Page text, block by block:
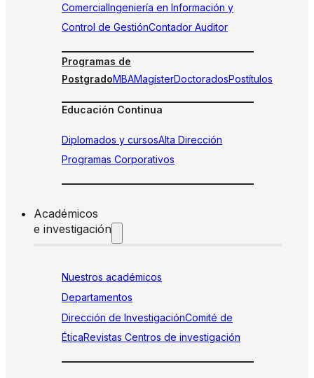
ComercialIngeniería en Información y
Control de GestiónContador Auditor
Programas de
PostgradoMBAMagísterDoctoradosPostítulos
Educación Continua
Diplomados y cursosAlta Dirección
Programas Corporativos
Académicos
e investigación
Nuestros académicos
Departamentos
Dirección de InvestigaciónComité de
ÉticaRevistas Centros de investigación